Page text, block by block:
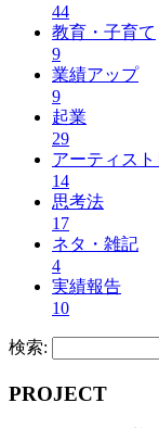
44
教育・子育て
9
業績アップ
9
起業
29
アーティス
14
思考法
17
ネタ・雑記
4
実績報告
10
検索:
PROJECT